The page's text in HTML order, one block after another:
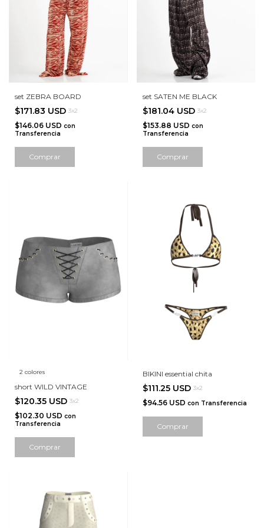
set ZEBRA BOARD
$171.83 USD 3x2
$146.06 USD con
Transferencia
Comprar
set SATEN ME BLACK
$181.04 USD 3x2
$153.88 USD con
Transferencia
Comprar
2 colores
short WILD VINTAGE
$120.35 USD 3x2
$102.30 USD con
Transferencia
Comprar
BIKINI essential chita
$111.25 USD 3x2
$94.56 USD con Transferencia
Comprar